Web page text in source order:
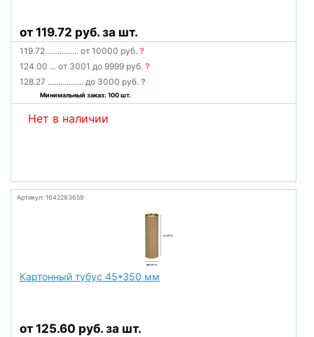
от 119.72 руб. за шт.
119.72 ............... от 10000 руб.?
124.00 ... от 3001 до 9999 руб.?
128.27 ................. до 3000 руб.?
Минимальный заказ: 100 шт.
Нет в наличии
Артикул: 1642283659
Картонный тубус 45*350 мм
от 125.60 руб. за шт.